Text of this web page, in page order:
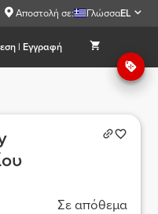
Αποστολή σε: ΓλώσσαEL
| Εγγραφή
Σε απόθεμα